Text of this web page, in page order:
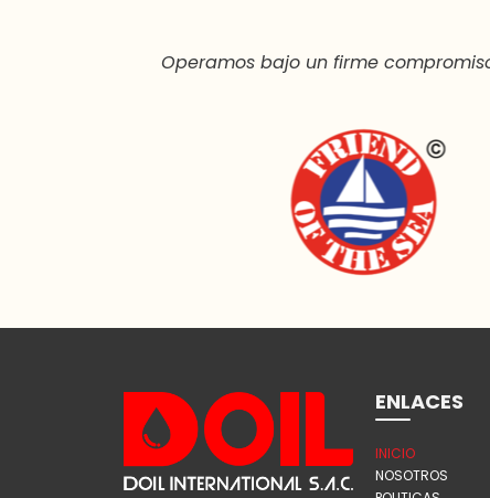
Operamos bajo un firme
ENLACES
INICIO
NOSOTROS